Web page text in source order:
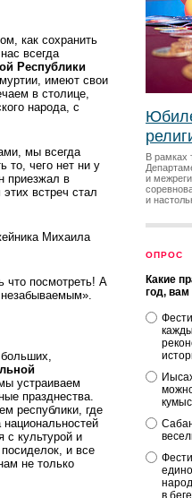
В рамках
и
и
ОПРОС
Какие
год, вам
в
как сохранить
всегда
Республики
имеют свои
в столице,
народа, с
мы всегда
то, чего нет ни у
приезжал в
встреч стал
Михаила
что посмотреть! А
незабываемым».
устраиваем
празднества.
республики, где
с культурой и
и все
не только